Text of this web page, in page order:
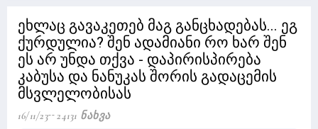
ეხლაც გავაკეთებ მაგ განცხადებას... ეგ
ქურდულია? შენ ადამიანი რო ხარ შენ
ეს არ უნდა თქვა - დაპირისპირება
კაბუსა და ნანუკას შორის გადაცემის
მსვლელობისას
16/11/23 24131 Ნახვა